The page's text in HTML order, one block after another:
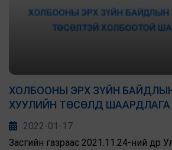
оролцсон юм.
ХОЛБООНЫ ЭРХ ЗҮЙН
ХУУЛИЙН ТӨСӨЛД ШААРДЛАГА
2022-01-17
Засгийн газраас 2021.11.24-ний өдөр